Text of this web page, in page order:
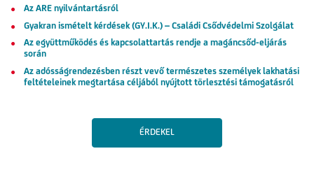
Az ARE nyilvántartásról
Gyakran ismételt kérdések (GY.I.K.) – Családi Csődvédelmi Szolgálat
Az együttműködés és kapcsolattartás rendje a magáncsőd-eljárás
során
Az adósságrendezésben részt vevő természetes személyek lakhatási
feltételeinek megtartása céljából nyújtott törlesztési támogatásról
ÉRDEKEL